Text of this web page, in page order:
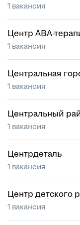
1 вакансия
Центр АВА-
1 вакансия
Центральная
1 вакансия
Центральный
1 вакансия
Центрдеталь
1 вакансия
Центр детского
1 вакансия